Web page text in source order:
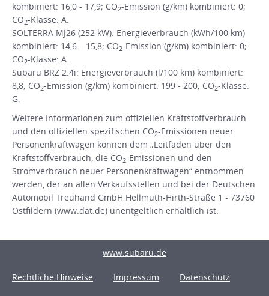
kombiniert: 16,0 - 17,9; CO2-Emission (g/km) kombiniert: 0;
CO2-Klasse: A.
SOLTERRA MJ26 (252 kW): Energieverbrauch (kWh/100 km)
kombiniert: 14,6 – 15,8; CO2-Emission (g/km) kombiniert: 0;
CO2-Klasse: A.
Subaru BRZ 2.4i: Energieverbrauch (l/100 km) kombiniert:
8,8; CO2-Emission (g/km) kombiniert: 199 - 200; CO2-Klasse:
G.
Weitere Informationen zum offiziellen Kraftstoffverbrauch
und den offiziellen spezifischen CO2-Emissionen neuer
Personenkraftwagen können dem „Leitfaden über den
Kraftstoffverbrauch, die CO2-Emissionen und den
Stromverbrauch neuer Personenkraftwagen“ entnommen
werden, der an allen Verkaufsstellen und bei der Deutschen
Automobil Treuhand GmbH Hellmuth-Hirth-Straße 1 - 73760
Ostfildern (www.dat.de) unentgeltlich erhältlich ist.
www.subaru.de
Rechtliche Hinweise Impressum Datenschutz